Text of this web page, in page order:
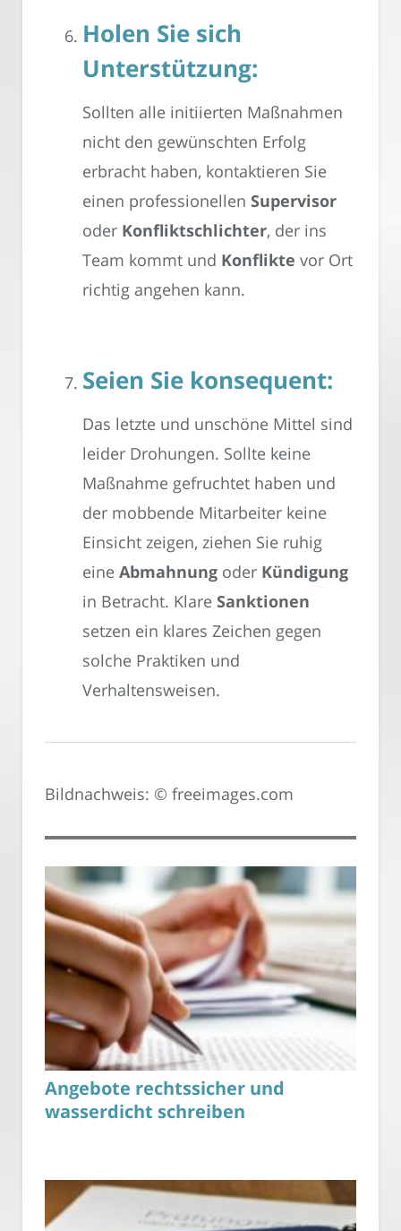
Holen Sie sich
Unterstützung:
Sollten alle initiierten Maßnahmen
nicht den gewünschten Erfolg
erbracht haben, kontaktieren Sie
einen professionellen Supervisor
oder Konfliktschlichter, der ins
Team kommt und Konflikte vor Ort
richtig angehen kann.
Seien Sie konsequent:
Das letzte und unschöne Mittel sind
leider Drohungen. Sollte keine
Maßnahme gefruchtet haben und
der mobbende Mitarbeiter keine
Einsicht zeigen, ziehen Sie ruhig
eine Abmahnung oder Kündigung
in Betracht. Klare Sanktionen
setzen ein klares Zeichen gegen
solche Praktiken und
Verhaltensweisen.
Bildnachweis: © freeimages.com
Angebote rechtssicher und
wasserdicht schreiben